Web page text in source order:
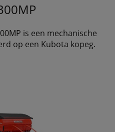
is een mechanische
op een Kubota kopeg.